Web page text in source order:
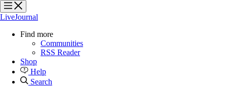
?
?
?
?
LiveJournal
Find more
Communities
RSS Reader
Shop
Help
Search